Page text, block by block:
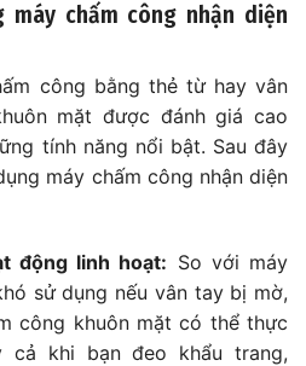
chấm công nhận diện
công bằng thẻ từ hay vân
mặt được đánh giá cao
tính năng nổi bật. Sau đây
máy chấm công nhận diện
động linh hoạt: So với máy
sử dụng nếu vân tay bị mờ,
công khuôn mặt có thể thực
cả khi bạn đeo khẩu trang,